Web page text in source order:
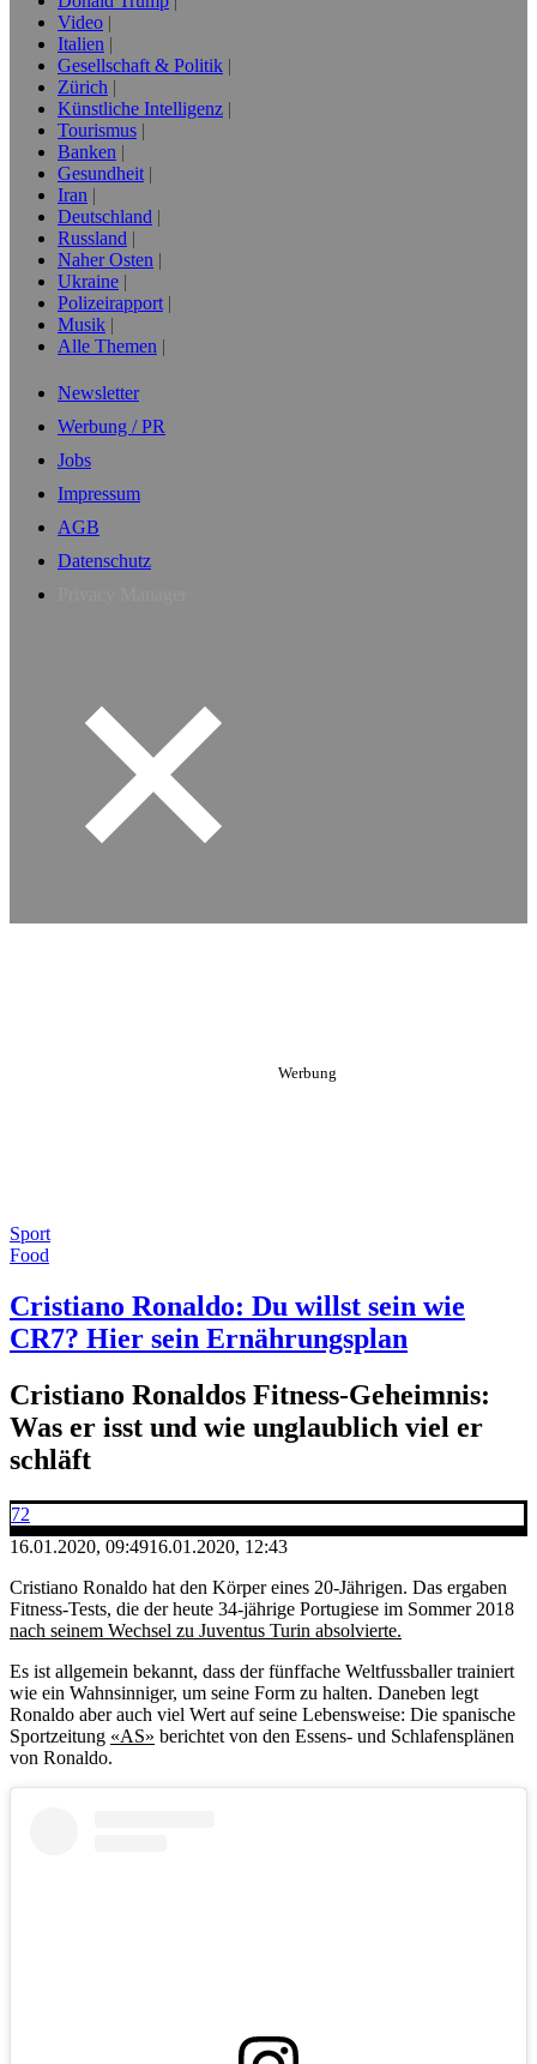
Video
Italien
Gesellschaft & Politik
Zürich
Künstliche Intelligenz
Tourismus
Banken
Gesundheit
Iran
Deutschland
Russland
Naher Osten
Ukraine
Polizeirapport
Musik
Alle Themen
Newsletter
Werbung / PR
Jobs
Impressum
AGB
Datenschutz
Sport
Food
Cristiano Ronaldo: Du willst sein wie
CR7? Hier sein Ernährungsplan
Cristiano Ronaldos Fitness-Geheimnis:
Was er isst und wie unglaublich viel er
schläft
72
16.01.2020, 09:4916.01.2020, 12:43
Cristiano Ronaldo hat den Körper eines 20-Jährigen. Das ergaben
Fitness-Tests, die der heute 34-jährige Portugiese im Sommer 2018
nach seinem Wechsel zu Juventus Turin absolvierte.
Es ist allgemein bekannt, dass der fünffache Weltfussballer trainiert
wie ein Wahnsinniger, um seine Form zu halten. Daneben legt
Ronaldo aber auch viel Wert auf seine Lebensweise: Die spanische
Sportzeitung «AS» berichtet von den Essens- und Schlafensplänen
von Ronaldo.